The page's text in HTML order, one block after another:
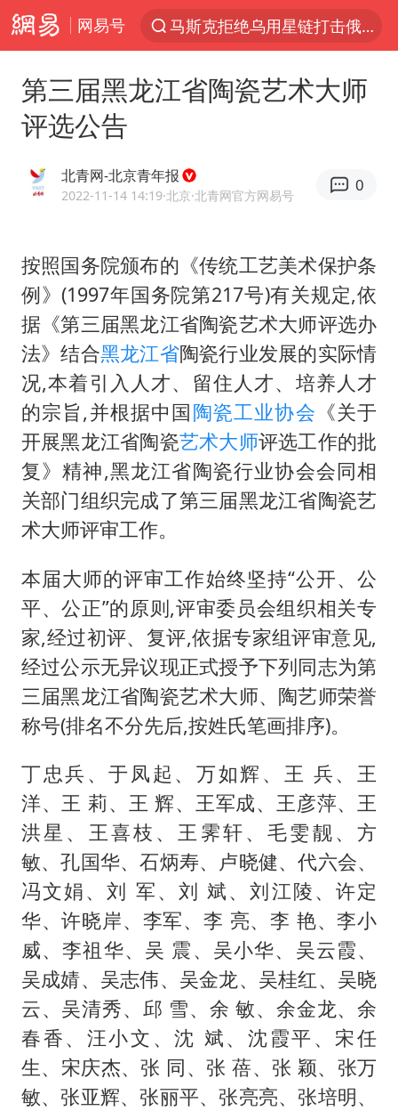
网易号
解锁各地夏日限定体验
富婆带资进组给自己硬加60多场吻戏
黄金创今年来最大单周涨幅
白海豚将正面袭击贯穿浙江
视频丨中国东方电气集团原党组副书记、董事宋致远被查
梁家辉：到内地拍戏不是北上是回归
牛津大学一纸声明甩不了锅
包文婧：二胎很难一碗水端平
香港宏福苑火灾或由烟头引起
浙江台州《告全体市民书》
女主硬加吻戏短剧已下架
网传《披荆斩棘2026》名单
人民的健康、体质、幸福一脉相承
第三届黑龙江省陶瓷艺术大师
评选公告
北青网-北京青年报
2022-11-14 14:19·北京·北青网官方网易号
0
按照国务院颁布的《传统工艺美术保护条
例》(1997年国务院第217号)有关规定,依
据《第三届黑龙江省陶瓷艺术大师评选办
法》结合黑龙江省陶瓷行业发展的实际情
况,本着引入人才、留住人才、培养人才
的宗旨,并根据中国陶瓷工业协会 《关于
开展黑龙江省陶瓷艺术大师评选工作的批
复》精神,黑龙江省陶瓷行业协会会同相
关部门组织完成了第三届黑龙江省陶瓷艺
术大师评审工作。
本届大师的评审工作始终坚持“公开、公
平、公正”的原则,评审委员会组织相关专
家,经过初评、复评,依据专家组评审意见,
经过公示无异议现正式授予下列同志为第
三届黑龙江省陶瓷艺术大师、陶艺师荣誉
称号(排名不分先后,按姓氏笔画排序)。
丁忠兵、于凤起、万如辉、王 兵、王
洋、王 莉、王 辉、王军成、王彦萍、王
洪星、王喜枝、王霁轩、毛雯靓、方
敏、孔国华、石炳寿、卢晓健、代六会、
冯文娟、刘 军、刘 斌、刘江陵、许定
华、许晓岸、李军、李 亮、李 艳、李小
威、李祖华、吴 震、吴小华、吴云霞、
吴成婧、吴志伟、吴金龙、吴桂红、吴晓
云、吴清秀、邱 雪、余 敏、余金龙、余
春香、汪小文、沈 斌、沈霞平、宋任
生、宋庆杰、张 同、张 蓓、张 颖、张万
敏、张亚辉、张丽平、张亮亮、张培明、